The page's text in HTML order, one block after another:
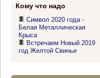
Кому что надо
Символ 2020 года -
Белая Металлическая
Крыса
Встречаем Новый 2019
год Желтой Свиньи